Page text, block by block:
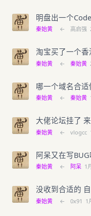
明盘出一个
秦始黄 ← 高启强
淘宝买了一个
秦始黄 ← 秦始黄
哪一个域名合
秦始黄
← 秦始黄
大佬论坛挂了
秦始黄 ← vlogcc
阿呆又在写BUG
秦始黄 ← 阿呆 1
没收到合适的
秦始黄 ← 0x91 1